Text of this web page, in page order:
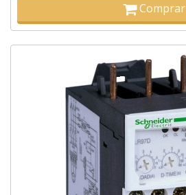
Comprar